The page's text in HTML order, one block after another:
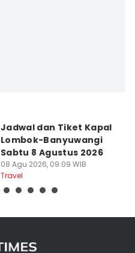
Jadwal dan Tiket Kapal
Lombok-Banyuwangi
Sabtu 8 Agustus 2026
08 Agu 2026, 09:09 WIB
Travel